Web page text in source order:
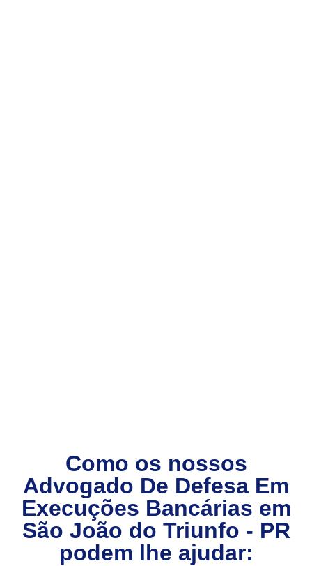
Como os nossos
Advogado De Defesa Em
Execuções Bancárias em
São João do Triunfo - PR
podem lhe ajudar: